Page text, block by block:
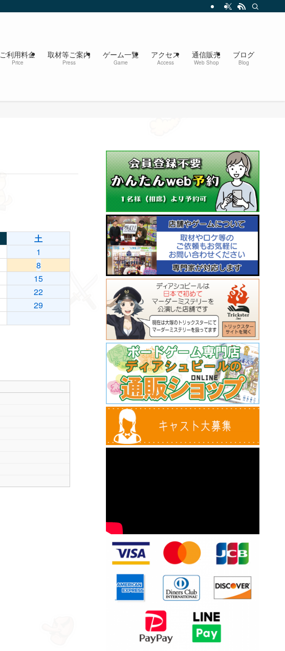
ご利用料金
Price
取材等ご案内
Press
ゲーム一覧
Game
アクセス
Access
通信販売
Web Shop
ブログ
Blog
土
1
8
15
22
29